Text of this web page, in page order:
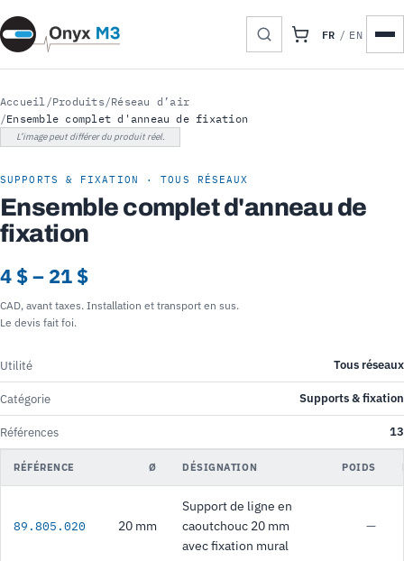
FR / EN
Accueil /Produits/Réseau d’air
/Ensemble complet d'anneau de fixation
L’image peut différer du produit réel.
SUPPORTS & FIXATION · TOUS RÉSEAUX
Ensemble complet d'anneau de
fixation
4 $ – 21 $
CAD, avant taxes. Installation et transport en sus.
Le devis fait foi.
Utilité Tous réseaux
Catégorie Supports & fixation
Références 13
RÉFÉRENCE Ø DÉSIGNATION POIDS
89.805.020 20 mm
Support de ligne en
caoutchouc 20 mm
avec fixation mural
—